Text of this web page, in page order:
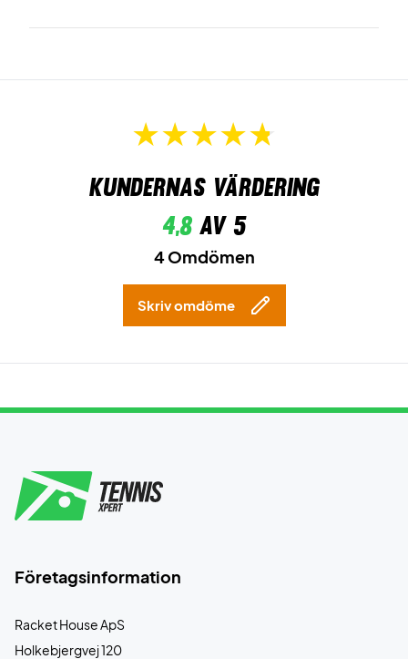
Kundernas värdering
4,8 av 5
4 Omdömen
Skriv omdöme
Företagsinformation
Racket House ApS
Holkebjergvej 120